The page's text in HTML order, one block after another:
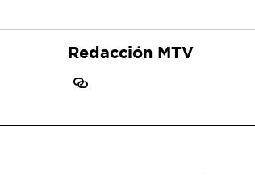
Redacción MTV